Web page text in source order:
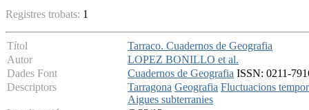
Registres trobats: 1
Títol
Tarraco. Cuadernos de Geografia
Autor
LOPEZ BONILLO et al.
Dades Font
Cuadernos de Geografia ISSN: 0211-
Descriptors
Tarragona Geografia Fluctuacions
Aigues subterranies